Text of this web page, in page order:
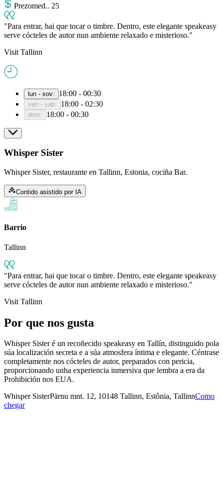
Prezomed.. 25
Para entrar, hai que tocar o timbre. Dentro, este elegante speakeasy
serve cócteles de autor nun ambiente relaxado e misterioso.
Visit Tallinn
lun - xov: 18:00 - 00:30
ven - sab: 18:00 - 02:30
dom: 18:00 - 00:30
Whisper Sister
Whisper Sister, restaurante en Tallinn, Estonia, cociña Bar.
Contido asistido por IA
Barrio
Tallinn
Para entrar, hai que tocar o timbre. Dentro, este elegante speakeasy
serve cócteles de autor nun ambiente relaxado e misterioso.
Visit Tallinn
Por que nos gusta
Whisper Sister é un recoñecido speakeasy en Tallín, distinguido pola
súa localización secreta e a súa atmosfera íntima e elegante. Céntrase
completamente nos cócteles de autor, preparados con pericia,
proporcionando unha experiencia inmersiva que lembra a era da
Prohibición nos EUA.
Whisper SisterPärnu mnt. 12, 10148 Tallinn, Estônia, TallinnComo
chegar